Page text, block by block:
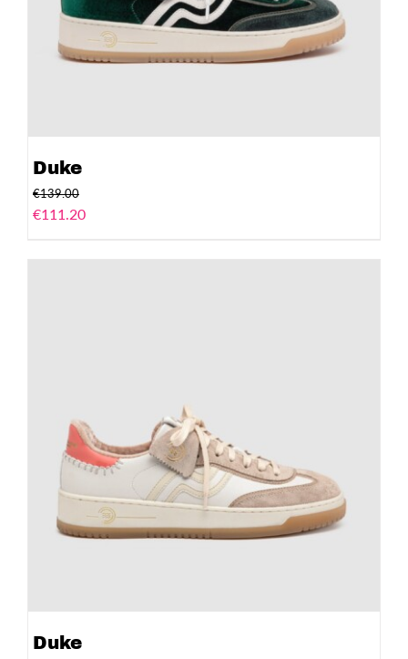
Duke
€139.00
€111.20
Duke